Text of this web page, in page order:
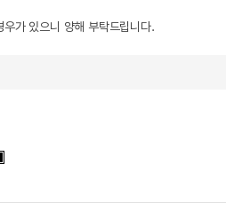
가 있으니 양해 부탁드립니다.